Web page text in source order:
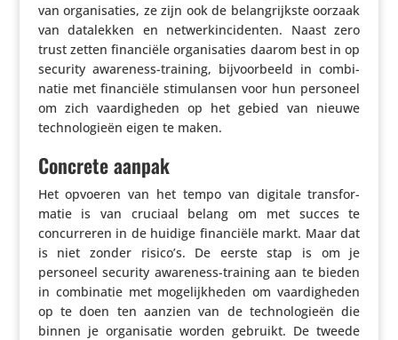
van orga­ni­sa­ties, ze zijn ook de belang­rijkste oorzaak
van data­lekken en netwer­kin­ci­denten. Naast zero
trust zetten finan­ciële orga­ni­sa­ties daarom best in op
security awareness-training, bijvoor­beeld in combi­
natie met finan­ciële stimu­lansen voor hun personeel
om zich vaar­dig­heden op het gebied van nieuwe
tech­no­lo­gieën eigen te maken.
Concrete aanpak
Het opvoeren van het tempo van digitale trans­for­
matie is van cruciaal belang om met succes te
concur­reren in de huidige finan­ciële markt. Maar dat
is niet zonder risico’s. De eerste stap is om je
personeel security awareness-training aan te bieden
in combi­natie met moge­lijk­heden om vaar­dig­heden
op te doen ten aanzien van de tech­no­lo­gieën die
binnen je orga­ni­satie worden gebruikt. De tweede